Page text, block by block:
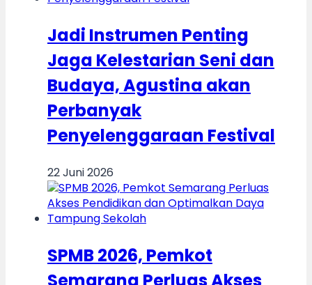
Jadi Instrumen Penting
Jaga Kelestarian Seni dan
Budaya, Agustina akan
Perbanyak
Penyelenggaraan Festival
22 Juni 2026
SPMB 2026, Pemkot
Semarang Perluas Akses